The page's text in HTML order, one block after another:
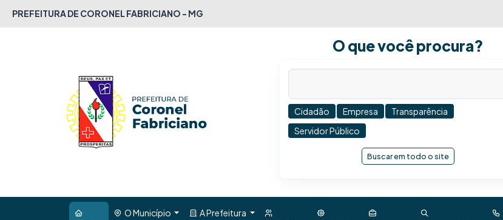
PREFEITURA DE CORONEL FABRICIANO - MG
O que você procura?
Cidadão Empresa
Transparência
Servidor Público
Buscar em todo o site
O Município
A Prefeitura